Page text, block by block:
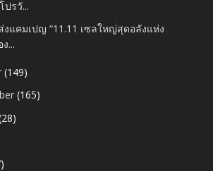
ปรวั...
แคมเปญ “11.11 เซลใหญ่สุดอลังแห่ง
...
(149)
(165)